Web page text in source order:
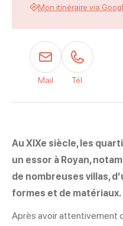
Au XIXe siècle, les
un essor à Royan,
de nombreuses villas,
formes et de matériaux.
Après avoir attentivement
Mon itinéraire via
Mail Tél.